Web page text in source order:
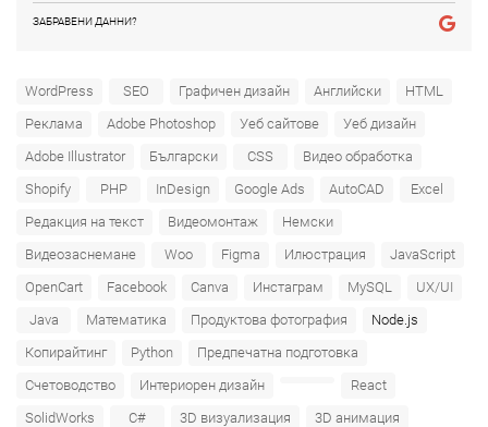
ЗАБРАВЕНИ ДАННИ?
WordPress SEO Графичен дизайн Английски
HTML
Реклама
Adobe Photoshop Уеб сайтове
Уеб дизайн
Adobe Illustrator
Български CSS
Видео обработка
Shopify
PHP InDesign Google Ads AutoCAD
Excel
Редакция на текст
Видеомонтаж
Немски
Видеозаснемане
Woo Figma Илюстрация
JavaScript
OpenCart
Facebook Canva Инстаграм MySQL
UX/UI
Java
Математика Продуктова фотография
Node.js
Копирайтинг
Python
Предпечатна подготовка
Счетоводство
Интериорен дизайн
React
SolidWorks
C# 3D визуализация
3D анимация